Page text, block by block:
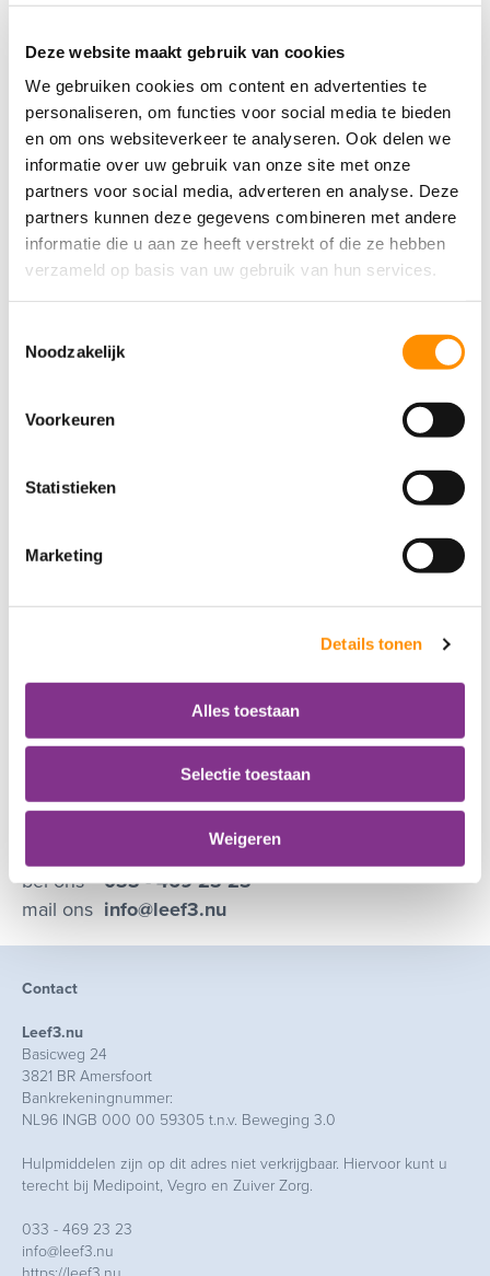
Deze website maakt gebruik van cookies
We gebruiken cookies om content en advertenties te
personaliseren, om functies voor social media te bieden
en om ons websiteverkeer te analyseren. Ook delen we
informatie over uw gebruik van onze site met onze
partners voor social media, adverteren en analyse. Deze
partners kunnen deze gegevens combineren met andere
informatie die u aan ze heeft verstrekt of die ze hebben
verzameld op basis van uw gebruik van hun services.
Noodzakelijk
Voorkeuren
Statistieken
Marketing
Details tonen
Alles toestaan
Selectie toestaan
Weigeren
deel van de route langs de Grote Sint Jansstraat en de
Koppelpoort.
Bekijk de video hier.
Wil je de route lopen en ben je (nog) geen lid van
Leef3.nu? Bekijk dan hierhet digitale magazine.
Mail Print
Ga direct naar
Lidmaatschap
Leef3.nu magazine
Leef3.nu Zorgcollectief
bel ons
033 - 469 23 23
mail ons info@leef3.nu
Contact
Leef3.nu
Basicweg 24
3821 BR Amersfoort
Bankrekeningnummer:
NL96 INGB 000 00 59305 t.n.v. Beweging 3.0
Hulpmiddelen zijn op dit adres niet verkrijgbaar. Hiervoor kunt u
terecht bij Medipoint, Vegro en Zuiver Zorg.
033 - 469 23 23
info@leef3.nu